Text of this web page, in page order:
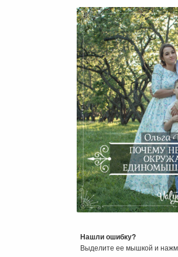
Почему
Себя
Нашли ошибку?
Выделите ее мышкой и